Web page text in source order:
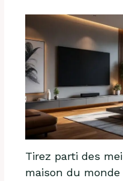
Tirez parti des
maison du